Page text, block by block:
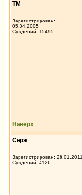
ТМ
Зарегистрирован:
05.04.2005
Суждений: 15495
Наверх
Серж
Зарегистрирован: 28.01.2011
Суждений: 4126